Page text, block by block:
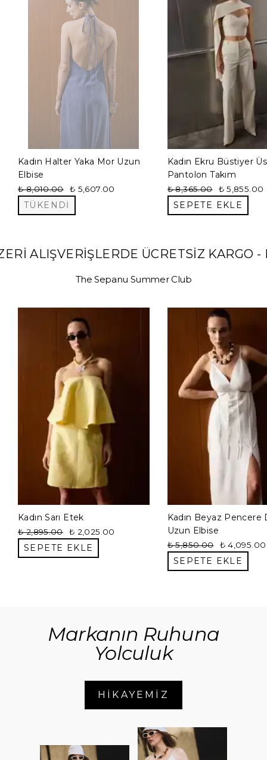
Kadın Halter Yaka Mor Uzun
Elbise
₺ 8,010.00 ₺ 5,607.00
TÜKENDİ
Kadın Ekru Büstiyer
Pantolon Takım
₺ 8,365.00 ₺ 5,855.00
SEPETE EKLE
- PEŞİN FİYATINA 3 TAKSİT - 14:00'A
The Sepanu Summer Club
Kadın Sarı Etek
₺ 2,895.00 ₺ 2,025.00
SEPETE EKLE
Kadın Beyaz Pencere
Uzun Elbise
₺ 5,850.00 ₺ 4,095.00
SEPETE EKLE
Markanın Ruhuna
Yolculuk
HİKAYEMİZ